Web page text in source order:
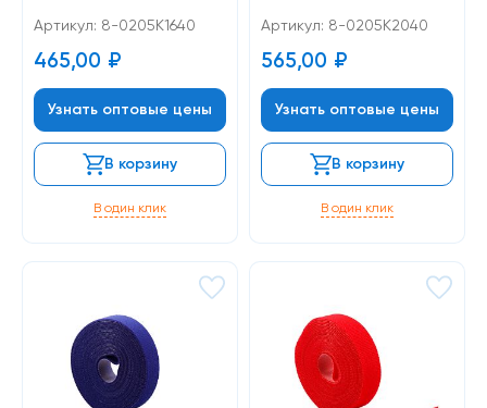
Артикул: 8-0205К1640
465,00 ₽
Узнать оптовые цены
В корзину
В один клик
Артикул: 8-0205К2040
565,00 ₽
Узнать оптовые цены
В корзину
В один клик